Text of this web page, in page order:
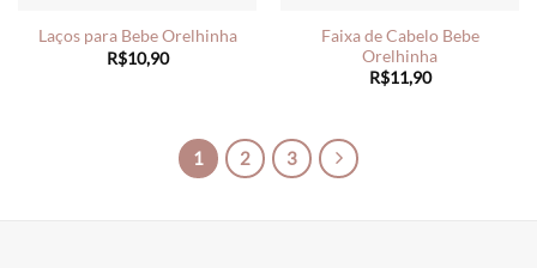
Laços para Bebe Orelhinha
R$10,90
Faixa de Cabelo Bebe
Orelhinha
R$11,90
1 2 3